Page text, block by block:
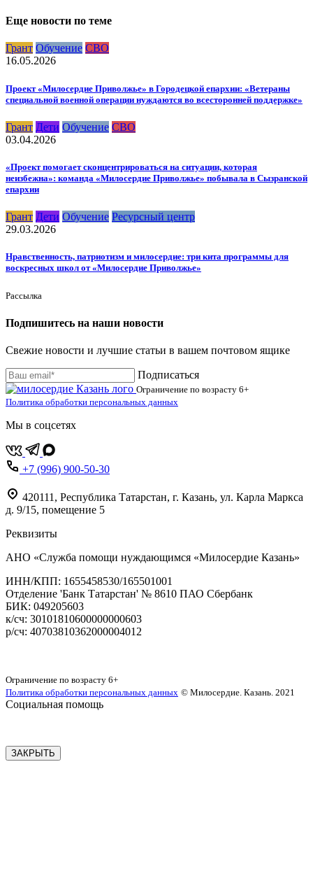
Еще новости по теме
Грант Обучение СВО
16.05.2026
Проект «Милосердие Приволжье» в Городецкой епархии: «Ветераны
специальной военной операции нуждаются во всесторонней поддержке»
Грант Дети Обучение СВО
03.04.2026
«Проект помогает сконцентрироваться на ситуации, которая
неизбежна»: команда «Милосердие Приволжье» побывала в Сызранской
епархии
Грант Дети Обучение Ресурсный центр
29.03.2026
Нравственность, патриотизм и милосердие: три кита программы для
воскресных школ от «Милосердие Приволжье»
Рассылка
Подпишитесь на наши новости
Свежие новости и лучшие статьи в вашем почтовом ящике
Подписаться
Ограничение по возрасту 6+
Политика обработки персональных данных
Мы в соцсетях
+7 (996) 900-50-30
420111 , Республика Татарстан, г. Казань, ул. Карла Маркса
д. 9/15, помещение 5
Реквизиты
АНО «Служба помощи нуждающимся «Милосердие Казань»
‌ИНН/КПП: 1655458530/165501001
Отделение 'Банк Татарстан' № 8610 ПАО Сбербанк
БИК: 049205603
‌к/сч: 30101810600000000603
р/сч: 40703810362000004012
Ограничение по возрасту 6+
Политика обработки персональных данных © Милосердие. Казань. 2021
Социальная помощь
ЗАКРЫТЬ